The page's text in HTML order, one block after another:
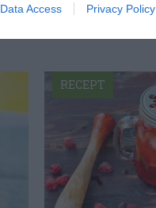
Data Access Privacy Policy
RECEPT